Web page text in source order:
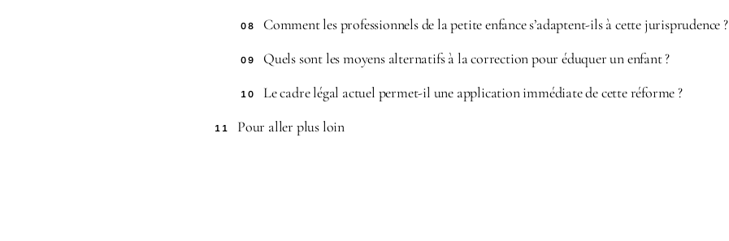
08 Comment les professionnels de la petite enfance s’adaptent-ils à cette jurisprudence ?
09 Quels sont les moyens alternatifs à la correction pour éduquer un enfant ?
10 Le cadre légal actuel permet-il une application immédiate de cette réforme ?
11 Pour aller plus loin